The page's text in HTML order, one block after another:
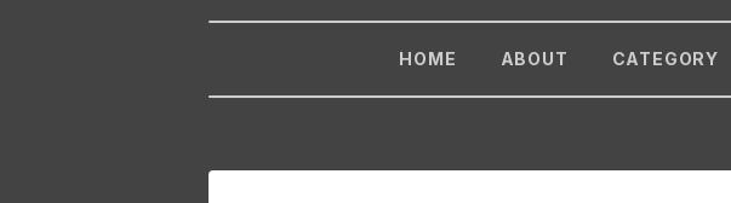
HOME ABOUT CATEGORY